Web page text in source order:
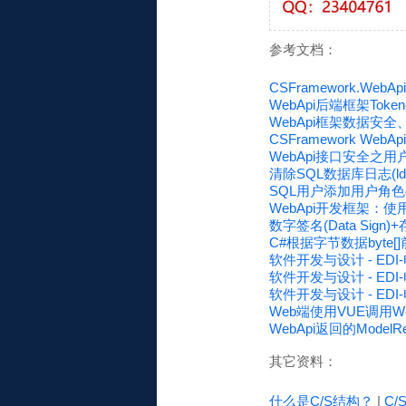
参考文档：
WebApi后端框架
WebApi框架数据安全
CSFramework
WebApi接口安全之用
清除SQL数据库日志
SQL用户添加用户角
WebApi开发框架：使
数字签名(Data Sign)+
C#根据字节数据byte[]
软件开发与设计 -
软件开发与设计 -
软件开发与设计 -
Web端使用VUE调用
WebApi返回的
其它资料：
什么是C/S结构？ | C/